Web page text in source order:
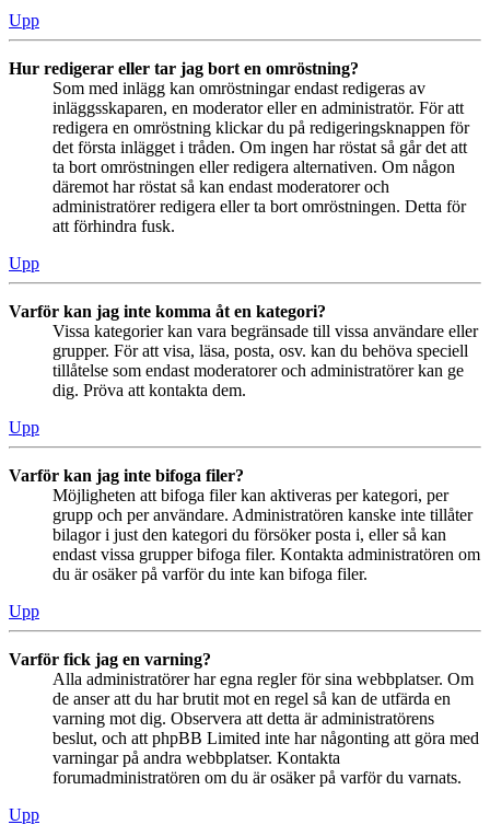
Upp
Hur redigerar eller tar jag bort en omröstning?
Som med inlägg kan omröstningar endast redigeras av
inläggsskaparen, en moderator eller en administratör. För att
redigera en omröstning klickar du på redigeringsknappen för
det första inlägget i tråden. Om ingen har röstat så går det att
ta bort omröstningen eller redigera alternativen. Om någon
däremot har röstat så kan endast moderatorer och
administratörer redigera eller ta bort omröstningen. Detta för
att förhindra fusk.
Upp
Varför kan jag inte komma åt en kategori?
Vissa kategorier kan vara begränsade till vissa användare eller
grupper. För att visa, läsa, posta, osv. kan du behöva speciell
tillåtelse som endast moderatorer och administratörer kan ge
dig. Pröva att kontakta dem.
Upp
Varför kan jag inte bifoga filer?
Möjligheten att bifoga filer kan aktiveras per kategori, per
grupp och per användare. Administratören kanske inte tillåter
bilagor i just den kategori du försöker posta i, eller så kan
endast vissa grupper bifoga filer. Kontakta administratören om
du är osäker på varför du inte kan bifoga filer.
Upp
Varför fick jag en varning?
Alla administratörer har egna regler för sina webbplatser. Om
de anser att du har brutit mot en regel så kan de utfärda en
varning mot dig. Observera att detta är administratörens
beslut, och att phpBB Limited inte har någonting att göra med
varningar på andra webbplatser. Kontakta
forumadministratören om du är osäker på varför du varnats.
Upp